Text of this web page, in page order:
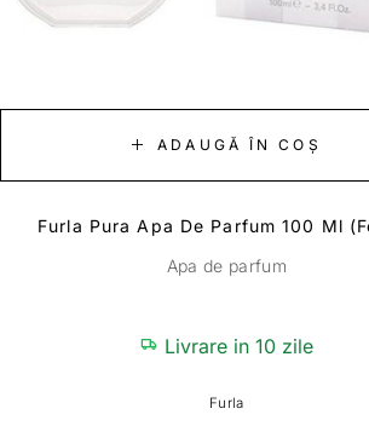
ADAUGĂ ÎN COȘ
Furla Pura Apa De Parfum 100 Ml
Apa de parfum
Livrare in 10 zile
Furla